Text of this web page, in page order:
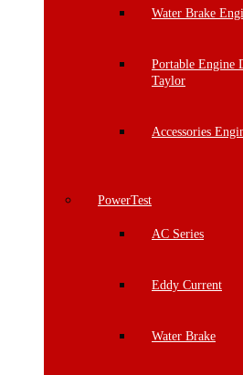
Water Brake
Portable Engine
Taylor
Accessories
PowerTest
AC Series
Eddy Current
Water Brake